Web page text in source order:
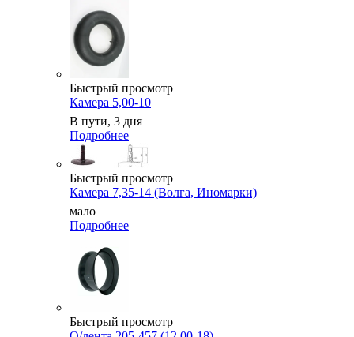
Быстрый просмотр
Камера 5,00-10
В пути, 3 дня
Подробнее
Быстрый просмотр
Камера 7,35-14 (Волга, Иномарки)
мало
Подробнее
Быстрый просмотр